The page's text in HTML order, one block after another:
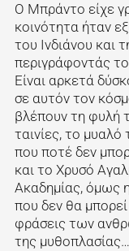
Ο Μπράντο είχε
κοινότητα ήταν
του Ινδιάνου και
περιγράφοντάς
Είναι αρκετά
σε αυτόν τον
βλέπουν τη φυλή
ταινίες, το
που ποτέ δεν
και το Χρυσό
Ακαδημίας, όμως
που δεν θα μπορεί
φράσεις των
της μυθοπλασίας…